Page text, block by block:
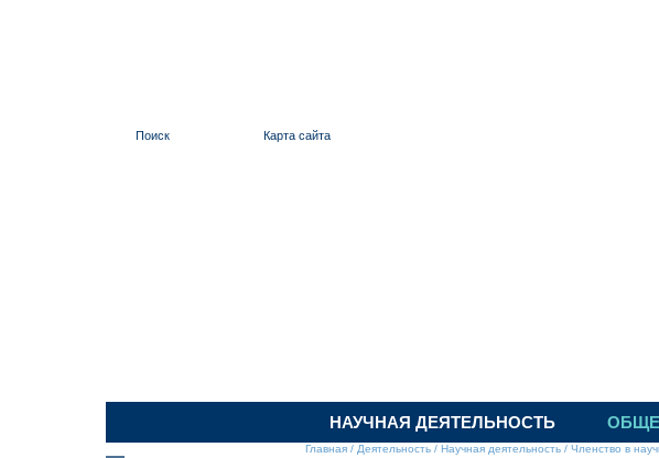
Поиск Карта сайта
НАУЧНАЯ ДЕЯТЕЛЬНОСТЬ
Главная / Деятельность / Научная деятельность / Членство в